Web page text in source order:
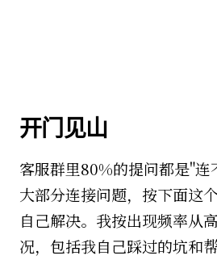
开门见山
客服群里80%的提问都是"连
大部分连接问题，按下面这
自己解决。我按出现频率从
况，包括我自己踩过的坑和